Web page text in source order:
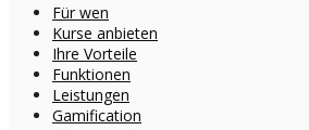
Für wen
Kurse anbieten
Ihre Vorteile
Funktionen
Leistungen
Gamification